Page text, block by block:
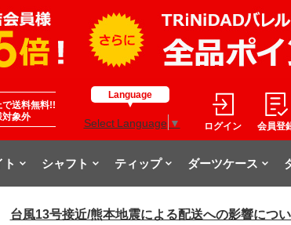
送料無料!!
象外
Language
Select Language ▼ ログイン 会員登
シャフト ティップ ダーツケース
台風13号接近/熊本地震による配送への影響につ